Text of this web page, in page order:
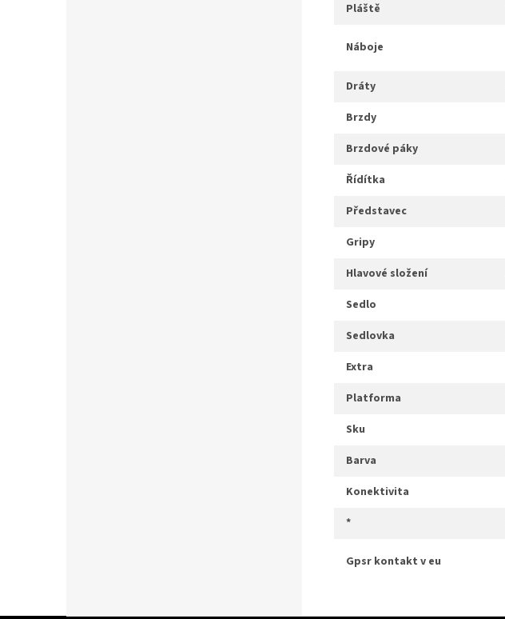
pláště
náboje
dráty
brzdy
brzdové páky
řídítka
představec
gripy
hlavové složení
sedlo
sedlovka
extra
platforma
sku
barva
konektivita
*
gpsr kontakt v eu